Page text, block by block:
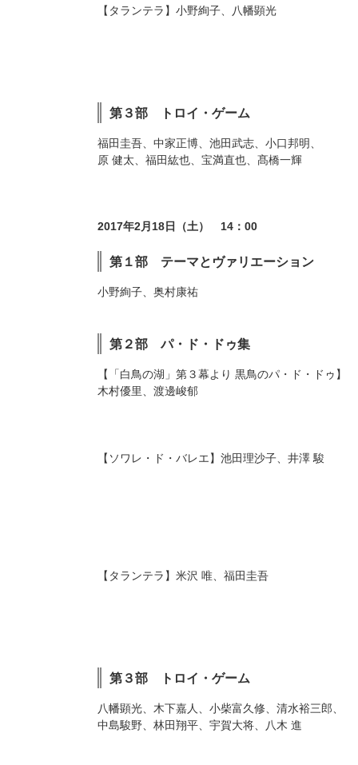
タランテラ 小野絢子、八幡顕光
第３部 トロイ・ゲーム
福田圭吾、中家正博、池田武志、小口邦明、
原 健太、福田紘也、宝満直也、髙橋一輝
2017年2月18日（土） 14：00
第１部 テーマとヴァリエーション
小野絢子、奥村康祐
第２部 パ・ド・ドゥ集
「白鳥の湖」第３幕より 黒鳥のパ・ド・ドゥ
木村優里、渡邊峻郁
ソワレ・ド・バレエ 池田理沙子、井澤 駿
タランテラ 米沢 唯、福田圭吾
第３部 トロイ・ゲーム
八幡顕光、木下嘉人、小柴富久修、清水裕三郎、
中島駿野、林田翔平、宇賀大将、八木 進